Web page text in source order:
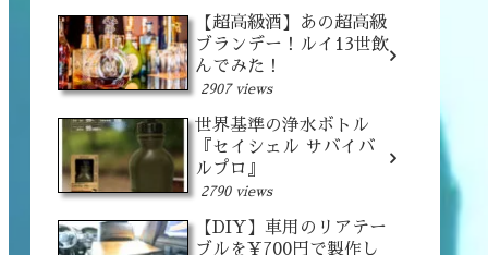
【超高級酒】あの超高級
ブランデー！ルイ13世飲
んでみた！
2907 views
世界基準の浄水ボトル
『セイシェル サバイバ
ルプロ』
2790 views
【DIY】車用のリアテー
ブルを¥700円で製作し